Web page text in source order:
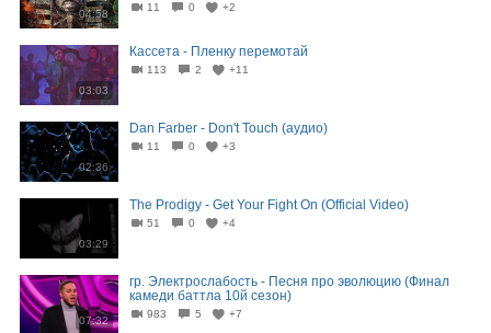
04:58
11 0 +2
03:03
Кассета - Пленку перемотай
113 2 +11
02:36
Dan Farber - Don't Touch (аудио)
11 0 +3
03:29
The Prodigy - Get Your Fight On (Official Video)
51 0 +4
07:32
гр. Электрослабость - Песня про эволюцию (Финал
камеди баттла 10й сезон)
983 5 +7